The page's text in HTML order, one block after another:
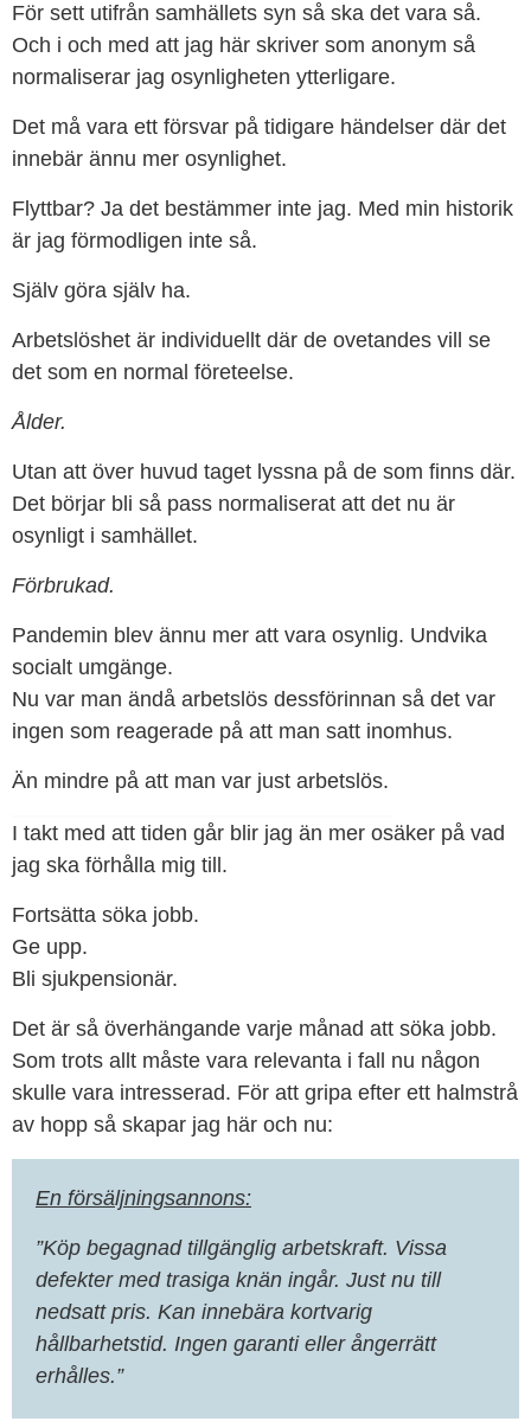
För sett utifrån samhällets syn så ska det vara så.
Och i och med att jag här skriver som anonym så
normaliserar jag osynligheten ytterligare.
Det må vara ett försvar på tidigare händelser där det
innebär ännu mer osynlighet.
Flyttbar? Ja det bestämmer inte jag. Med min historik
är jag förmodligen inte så.
Själv göra själv ha.
Arbetslöshet är individuellt där de ovetandes vill se
det som en normal företeelse.
Ålder.
Utan att över huvud taget lyssna på de som finns där.
Det börjar bli så pass normaliserat att det nu är
osynligt i samhället.
Förbrukad.
Pandemin blev ännu mer att vara osynlig. Undvika
socialt umgänge.
Nu var man ändå arbetslös dessförinnan så det var
ingen som reagerade på att man satt inomhus.
Än mindre på att man var just arbetslös.
I takt med att tiden går blir jag än mer osäker på vad
jag ska förhålla mig till.
Fortsätta söka jobb.
Ge upp.
Bli sjukpensionär.
Det är så överhängande varje månad att söka jobb.
Som trots allt måste vara relevanta i fall nu någon
skulle vara intresserad. För att gripa efter ett halmstrå
av hopp så skapar jag här och nu:
En försäljningsannons:
”Köp begagnad tillgänglig arbetskraft. Vissa
defekter med trasiga knän ingår. Just nu till
nedsatt pris. Kan innebära kortvarig
hållbarhetstid. Ingen garanti eller ångerrätt
erhålles.”